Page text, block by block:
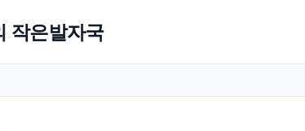
작은발자국